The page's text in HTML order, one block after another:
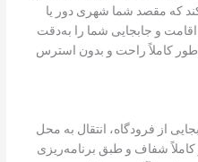
که مقصد شما شهری دور یا
و جابجایی شما را به‌دقت
کاملاً راحت و بدون استرس
از فرودگاه، انتقال به محل
شفاف و طبق برنامه‌ریزی